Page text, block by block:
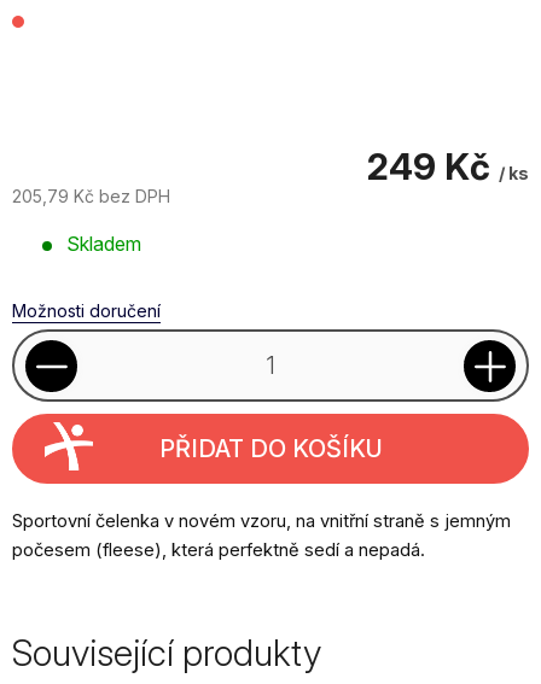
249 Kč / ks
205,79 Kč bez DPH
cena:
Skladem
Možnosti doručení
PŘIDAT DO KOŠÍKU
Sportovní čelenka v novém vzoru, na vnitřní straně s jemným
počesem (fleese), která perfektně sedí a nepadá.
Související produkty